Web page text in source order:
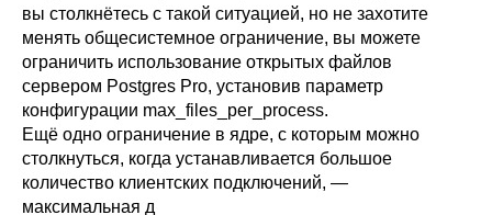
вы столкнётесь с такой ситуацией, но не захотите
менять общесистемное ограничение, вы можете
ограничить использование открытых файлов
сервером Postgres Pro, установив параметр
конфигурации max_files_per_process.
Ещё одно ограничение в ядре, с которым можно
столкнуться, когда устанавливается большое
количество клиентских подключений, —
максимальная д